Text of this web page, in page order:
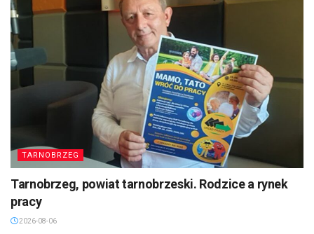
TARNOBRZEG
Tarnobrzeg, powiat tarnobrzeski. Rodzice a rynek
pracy
2026-08-06